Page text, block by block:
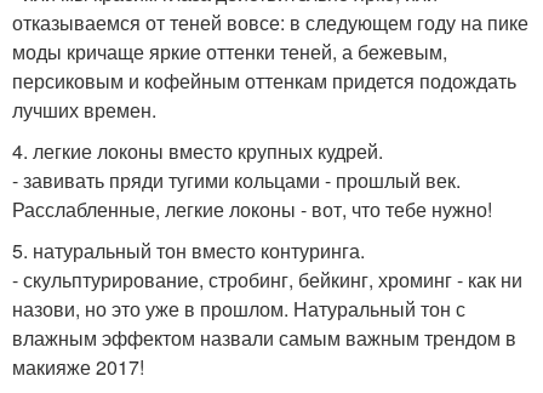
отказываемся от теней вовсе: в следующем году на пике
моды кричаще яркие оттенки теней, а бежевым,
персиковым и кофейным оттенкам придется подождать
лучших времен.
4. легкие локоны вместо крупных кудрей.
- завивать пряди тугими кольцами - прошлый век.
Расслабленные, легкие локоны - вот, что тебе нужно!
5. натуральный тон вместо контуринга.
- скульптурирование, стробинг, бейкинг, хроминг - как ни
назови, но это уже в прошлом. Натуральный тон с
влажным эффектом назвали самым важным трендом в
макияже 2017!